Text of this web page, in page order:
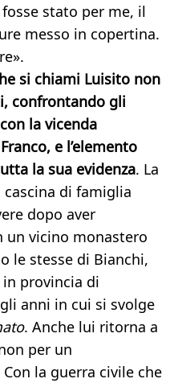
stato per me, il
messo in copertina.
si chiami Luisito non
confrontando gli
la vicenda
e l’elemento
la sua evidenza. La
cascina di famiglia
dopo aver
un vicino monastero
le stesse di Bianchi,
in provincia di
anni in cui si svolge
. Anche lui ritorna a
per un
la guerra civile che